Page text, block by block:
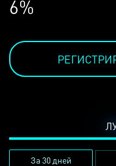
68%
За 30 дней